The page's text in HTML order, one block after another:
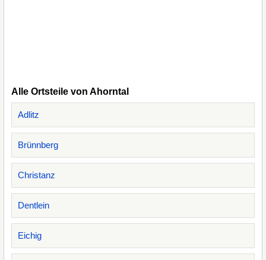
Alle Ortsteile von Ahorntal
Adlitz
Brünnberg
Christanz
Dentlein
Eichig